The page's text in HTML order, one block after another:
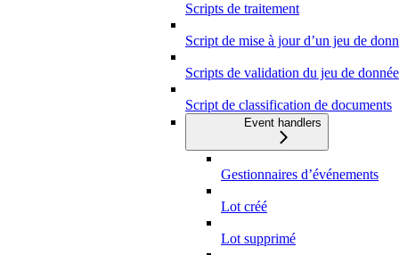
Scripts de traitement
Script de mise à jour d’un jeu de
Scripts de validation du jeu de
Script de classification de documents
Event handlers
Gestionnaires d’événements
Lot créé
Lot supprimé